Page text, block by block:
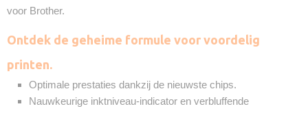
voor Brother.
Ontdek de geheime formule voor voordelig
printen.
Optimale prestaties dankzij de nieuwste chips.
Nauwkeurige inktniveau-indicator en verbluffende